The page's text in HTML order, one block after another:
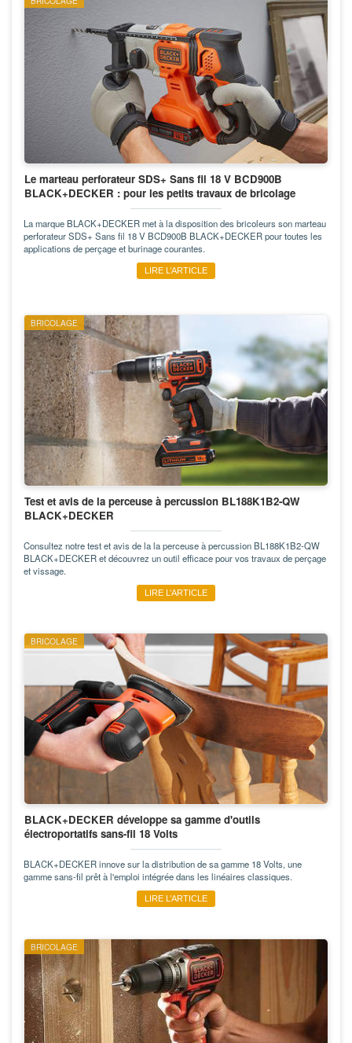
Le marteau perforateur SDS+ Sans fil 18 V BCD900B
BLACK+DECKER : pour les petits travaux de bricolage
La marque BLACK+DECKER met à la disposition des bricoleurs son marteau
perforateur SDS+ Sans fil 18 V BCD900B BLACK+DECKER pour toutes les
applications de perçage et burinage courantes.
LIRE L’ARTICLE
BRICOLAGE
Test et avis de la perceuse à percussion BL188K1B2-QW
BLACK+DECKER
Consultez notre test et avis de la la perceuse à percussion BL188K1B2-QW
BLACK+DECKER et découvrez un outil efficace pour vos travaux de perçage
et vissage.
LIRE L’ARTICLE
BRICOLAGE
BLACK+DECKER développe sa gamme d'outils
électroportatifs sans-fil 18 Volts
BLACK+DECKER innove sur la distribution de sa gamme 18 Volts, une
gamme sans-fil prêt à l'emploi intégrée dans les linéaires classiques.
LIRE L’ARTICLE
BRICOLAGE